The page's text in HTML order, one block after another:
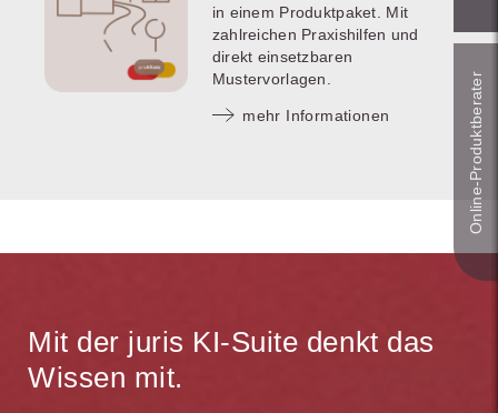
in einem Produktpaket. Mit
zahlreichen Praxishilfen und
direkt einsetzbaren
Mustervorlagen.
mehr Informationen
Mit der juris KI-Suite denkt das
Wissen mit.
Online-Produkt­berater